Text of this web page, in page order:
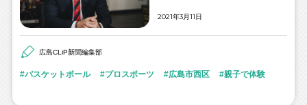
2021年3月11日
広島CLiP新聞編集部
バスケットボール プロスポーツ 広島市西区 親子で体験